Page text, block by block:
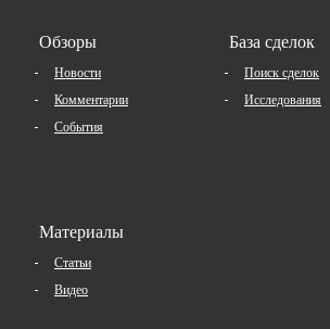
Обзоры
Новости
Комментарии
События
База сделок
Поиск сделок
Исследования
Материалы
Статьи
Видео